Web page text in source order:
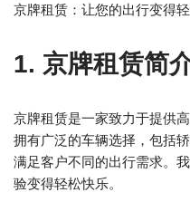
京牌租赁：让您的出行变得
1. 京牌租赁简
京牌租赁是一家致力于提供
拥有广泛的车辆选择，包括
满足客户不同的出行需求。
验变得轻松快乐。